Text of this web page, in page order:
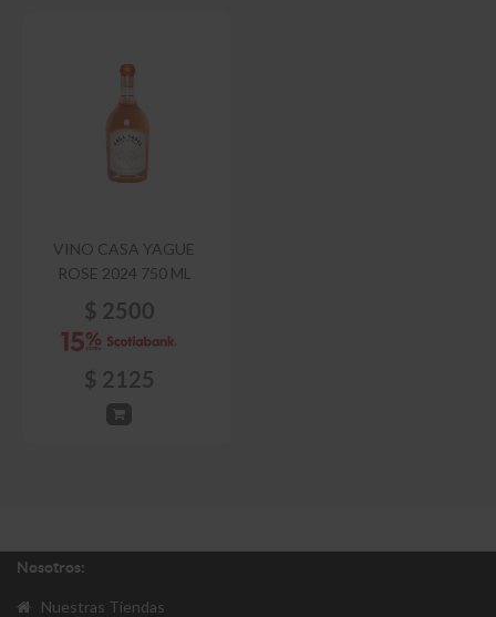
VINO CASA YAGUE
ROSE 2024 750 ML
$ 2500
$ 2125
Nosotros:
Nuestras Tiendas